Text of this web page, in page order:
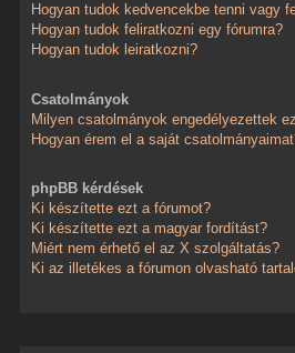
Hogyan tudok kedvencekbe tenni vagy
Hogyan tudok feliratkozni egy fórumra?
Hogyan tudok leiratkozni?
Csatolmányok
Milyen csatolmányok engedélyezettek
Hogyan érem el a saját
phpBB kérdések
Ki készítette ezt a fórumot?
Ki készítette ezt a magyar fordítást?
Miért nem érhető el az X szolgáltatás?
Ki az illetékes a fórumon olvasható